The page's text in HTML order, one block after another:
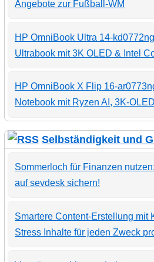
Angebote zur Fußball-WM
HP OmniBook Ultra 14-
Ultrabook mit 3K OLED & Intel
HP OmniBook X Flip 16-
Notebook mit Ryzen AI, 3K-
Selbständigkeit und
Sommerloch für Finanzen
auf sevdesk sichern!
Smartere Content-Erstellung mit
Stress Inhalte für jeden Zweck